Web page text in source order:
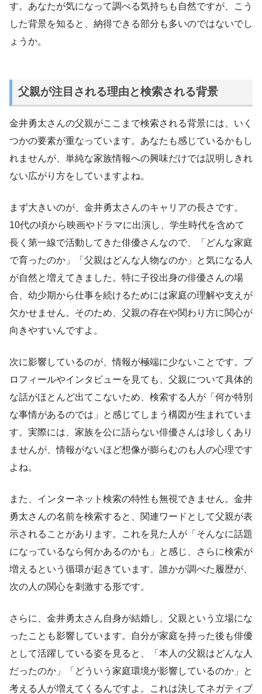
す。あなたが気になって調べる気持ちも自然ですが、こう
した背景を知ると、納得できる部分も多いのではないでし
ょうか。
父親が注目される理由と検索される背景
金井勇太さんの父親がここまで検索される背景には、いく
つかの要素が重なっています。あなたも感じているかもし
れませんが、単純な家族情報への興味だけでは説明しきれ
ない広がり方をしていますよね。
まず大きいのが、金井勇太さんのキャリアの長さです。
10代の頃から映画やドラマに出演し、学生時代を含めて
長く第一線で活動してきた俳優さんなので、「どんな家庭
で育ったのか」「父親はどんな人物なのか」と気になる人
が自然と増えてきました。特に子役出身の俳優さんの場
合、幼少期から仕事を続けるためには家庭の理解や支えが
欠かせません。そのため、父親の存在や関わり方に関心が
向きやすいんですよ。
次に影響しているのが、情報が極端に少ないことです。プ
ロフィールやインタビューを見ても、父親について具体的
な話がほとんど出てこないため、検索する人が「何か特別
な事情があるのでは」と感じてしまう構図が生まれていま
す。実際には、家族を公に語らない俳優さんは珍しくあり
ませんが、情報がないほど想像が膨らむのも人の心理です
よね。
また、インターネット検索の特性も無視できません。金井
勇太さんの名前を検索すると、関連ワードとして父親が表
示されることがあります。これを見た人が「そんなに話題
になっているなら何かあるのかも」と感じ、さらに検索が
増えるという循環が起きています。誰かが調べた履歴が、
次の人の関心を刺激する形です。
さらに、金井勇太さん自身が結婚し、父親という立場にな
ったことも影響しています。自分が家庭を持った後も俳優
として活躍している姿を見ると、「本人の父親はどんな人
だったのか」「どういう家庭環境が影響しているのか」と
考える人が増えてくるんですよ。これは決してネガティブ